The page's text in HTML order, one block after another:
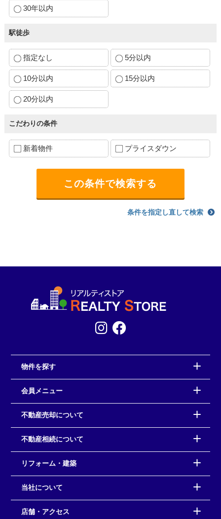
30年以内
駅徒歩
指定なし 5分以内
10分以内 15分以内
20分以内
こだわりの条件
新着物件 プライスダウン
条件を指定し直して検索
物件を探す
会員メニュー
不動産売却について
不動産相続について
リフォーム・建築
当社について
店舗・アクセス